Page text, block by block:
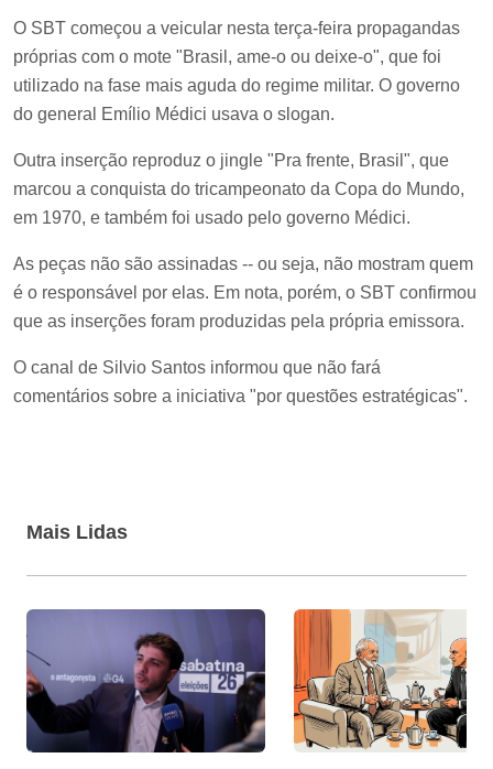
O SBT começou a veicular nesta terça-feira propagandas
próprias com o mote "Brasil, ame-o ou deixe-o", que foi
utilizado na fase mais aguda do regime militar. O governo
do general Emílio Médici usava o slogan.
Outra inserção reproduz o jingle "Pra frente, Brasil", que
marcou a conquista do tricampeonato da Copa do Mundo,
em 1970, e também foi usado pelo governo Médici.
As peças não são assinadas -- ou seja, não mostram quem
é o responsável por elas. Em nota, porém, o SBT confirmou
que as inserções foram produzidas pela própria emissora.
O canal de Silvio Santos informou que não fará
comentários sobre a iniciativa "por questões estratégicas".
Mais Lidas